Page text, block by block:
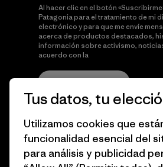
Al hacer clic en el botón
Patagonia para el tratamiento de mi
electrónico y para que me envíe
acerca de productos destacados,
información sobre activismo,
acuerdo con la
Suscribirme
Tus datos, tu
Utilizamos cookies que
funcionalidad esencial del
para análisis y publicidad